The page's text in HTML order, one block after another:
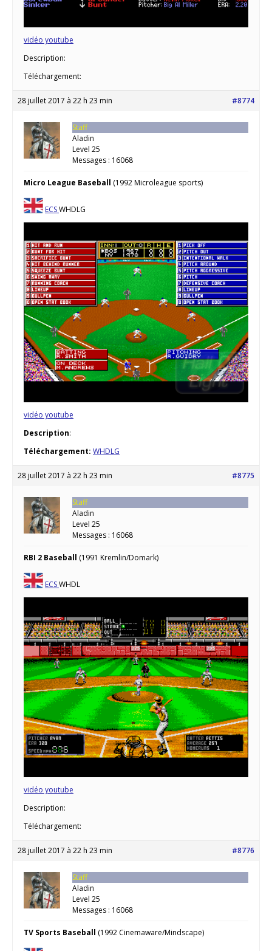
vidéo youtube
Description:
Téléchargement:
28 juillet 2017 à 22 h 23 min #8774
Staff
Aladin
Level 25
Messages : 16068
Micro League Baseball (1992 Microleague sports)
ECSWHDLG
vidéo youtube
Description:
Téléchargement: WHDLG
28 juillet 2017 à 22 h 23 min #8775
Staff
Aladin
Level 25
Messages : 16068
RBI 2 Baseball (1991 Kremlin/Domark)
ECSWHDL
vidéo youtube
Description:
Téléchargement:
28 juillet 2017 à 22 h 23 min #8776
Staff
Aladin
Level 25
Messages : 16068
TV Sports Baseball (1992 Cinemaware/Mindscape)